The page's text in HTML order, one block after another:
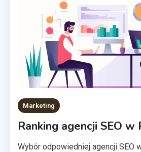
Marketing
Ranking agencji SEO w
Wybór odpowiedniej agencji SEO